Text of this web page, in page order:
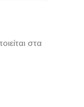
στα